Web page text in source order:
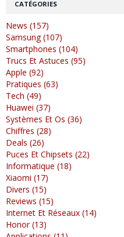
CATÉGORIES
News (157)
Samsung (107)
Smartphones (104)
Trucs Et Astuces (95)
Apple (92)
Pratiques (63)
Tech (49)
Huawei (37)
Systèmes Et Os (36)
Chiffres (28)
Deals (26)
Puces Et Chipsets (22)
Informatique (18)
Xiaomi (17)
Divers (15)
Reviews (15)
Internet Et Réseaux (14)
Honor (13)